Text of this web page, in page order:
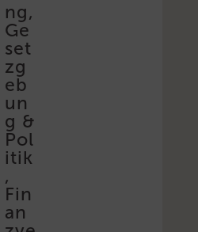
ng,
Ge
set
zg
eb
un
g &
Pol
itik
,
Fin
an